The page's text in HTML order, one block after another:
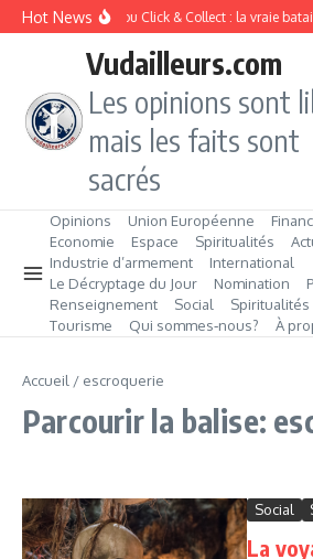
Aller au contenu
Hot NewsDrive ou Click & Collect : la vraie
Vudailleurs.com
Les opinions sont
mais les faits sont
sacrés
Opinions Union Européenne
Economie
Espace Spiritualités
Industrie d’armement
International
Le Décryptage du Jour
Nomination
Renseignement
Social Spiritualités
Tourisme
Qui sommes‑nous? À
Accueil / escroquerie
Parcourir la balise:
Social
La